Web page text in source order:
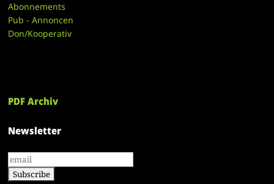
Abonnements
Pub - Annoncen
Don/Kooperativ
PDF Archiv
Newsletter